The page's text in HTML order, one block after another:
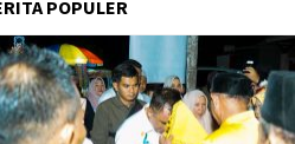
POPULER